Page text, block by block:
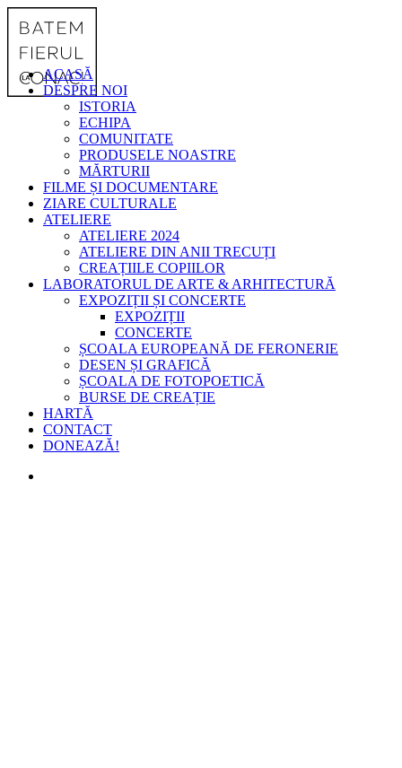
ACASĂ
DESPRE NOI
ISTORIA
ECHIPA
COMUNITATE
PRODUSELE NOASTRE
MĂRTURII
FILME ȘI DOCUMENTARE
ZIARE CULTURALE
ATELIERE
ATELIERE 2024
ATELIERE DIN ANII TRECUȚI
CREAȚIILE COPIILOR
LABORATORUL DE ARTE & ARHITECTURĂ
EXPOZIȚII ȘI CONCERTE
EXPOZIȚII
CONCERTE
ȘCOALA EUROPEANĂ DE FERONERIE
DESEN ȘI GRAFICĂ
ȘCOALA DE FOTOPOETICĂ
BURSE DE CREAȚIE
HARTĂ
CONTACT
DONEAZĂ!